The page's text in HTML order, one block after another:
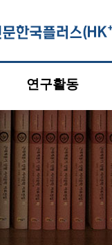
연구활동